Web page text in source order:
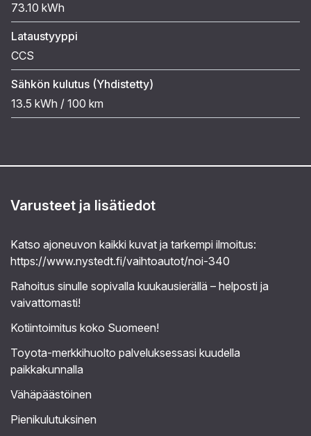
73.10 kWh
Lataustyyppi
CCS
Sähkön kulutus (Yhdistetty)
13.5 kWh / 100 km
Varusteet ja lisätiedot
Katso ajoneuvon kaikki kuvat ja tarkempi ilmoitus:
https://www.nystedt.fi/vaihtoautot/noi-340
Rahoitus sinulle sopivalla kuukausierällä – helposti ja
vaivattomasti!
Kotiintoimitus koko Suomeen!
Toyota-merkkihuolto palveluksessasi kuudella
paikkakunnalla
Vähäpäästöinen
Pienikulutuksinen